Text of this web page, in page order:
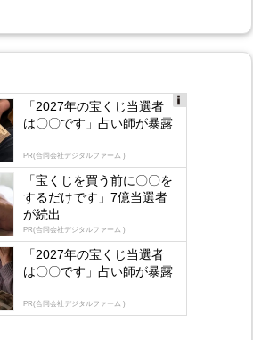
gly
「2027年の宝くじ当選者
は〇〇です」占い師が暴露
PR(合同会社デジタルファーム )
「宝くじを買う前に〇〇を
するだけです」7億当選者
が続出
PR(合同会社デジタルファーム )
「2027年の宝くじ当選者
は〇〇です」占い師が暴露
PR(合同会社デジタルファーム )